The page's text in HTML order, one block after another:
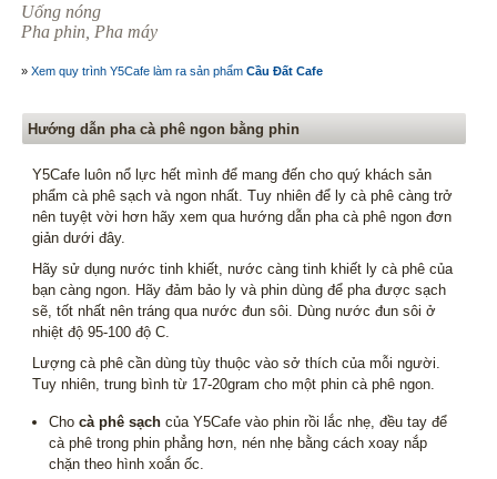
Uống nóng
Pha phin, Pha máy
»Xem quy trình Y5Cafe làm ra sản phẩmCầu Đất Cafe
Hướng dẫn pha cà phê ngon bằng phin
Y5Cafe luôn nổ lực hết mình để mang đến cho quý khách sản
phẩm cà phê sạch và ngon nhất. Tuy nhiên để ly cà phê càng trở
nên tuyệt vời hơn hãy xem qua hướng dẫn pha cà phê ngon đơn
giản dưới đây.
Hãy sử dụng nước tinh khiết, nước càng tinh khiết ly cà phê của
bạn càng ngon. Hãy đảm bảo ly và phin dùng để pha được sạch
sẽ, tốt nhất nên tráng qua nước đun sôi. Dùng nước đun sôi ở
nhiệt độ 95-100 độ C.
Lượng cà phê cần dùng tùy thuộc vào sở thích của mỗi người.
Tuy nhiên, trung bình từ 17-20gram cho một phin cà phê ngon.
Chocà phê sạch của Y5Cafe vào phin rồi lắc nhẹ, đều tay để
cà phê trong phin phẳng hơn, nén nhẹ bằng cách xoay nắp
chặn theo hình xoắn ốc.